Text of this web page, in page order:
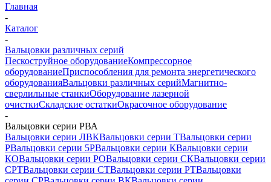
Главная
-
Каталог
-
Вальцовки различных серий
Пескоструйное оборудованиеКомпрессорное
оборудованиеПриспособления для ремонта энергетического
оборудованияВальцовки различных серийМагнитно-
сверлильные станкиОборудование лазерной
очисткиСкладские остаткиОкрасочное оборудование
-
Вальцовки серии РВА
Вальцовки серии ЛВКВальцовки серии ТВальцовки серии
РВальцовки серии 5РВальцовки серии КВальцовки серии
КОВальцовки серии РОВальцовки серии СКВальцовки серии
СРТВальцовки серии СТВальцовки серии РТВальцовки